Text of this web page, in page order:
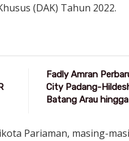
(DAK) Tahun 2022.
Fadly Amran
City Padang-
Batang Arau
Pariaman, masing-